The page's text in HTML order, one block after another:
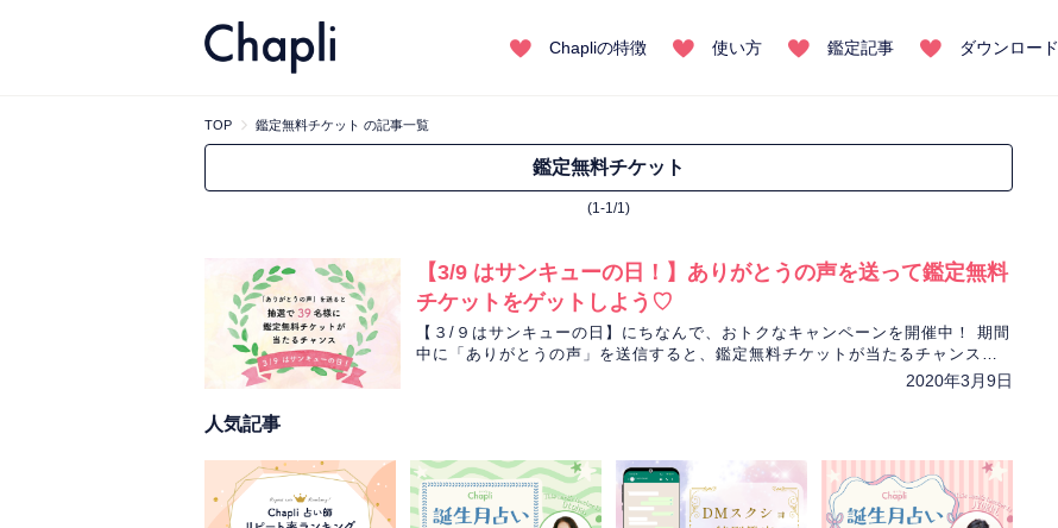
Chapliの特徴 使い方 鑑定記事 ダウンロード
TOP 鑑定無料チケット の記事一覧
鑑定無料チケット
(1-1/1)
【3/9 はサンキューの日！】ありがとうの声を送って鑑定無料
チケットをゲットしよう♡
【３/９はサンキューの日】にちなんで、おトクなキャンペーンを開催中！ 期間
中に「ありがとうの声」を送信すると、鑑定無料チケットが当たるチャンス♡
たくさん送るほど当選確率もアップ！ぜひこの機会にご参加ください。2020年3月9日
人気記事